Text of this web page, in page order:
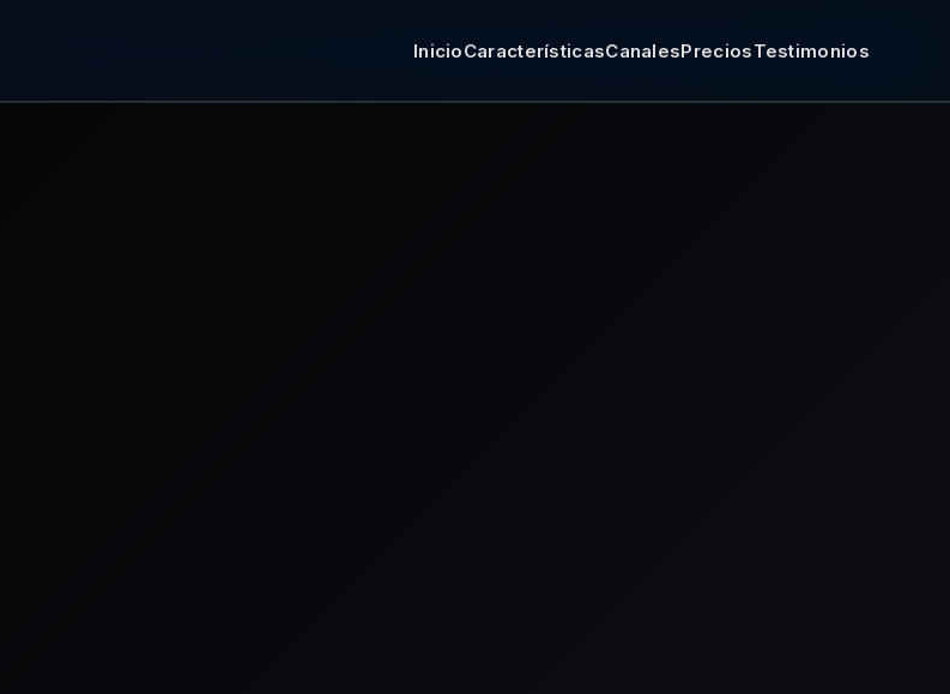
InicioCaracterísticasCanalesPreciosTestimonios